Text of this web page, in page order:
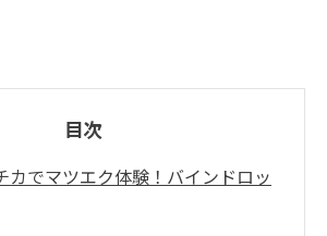
目次
カでマツエク体験！バインドロッ